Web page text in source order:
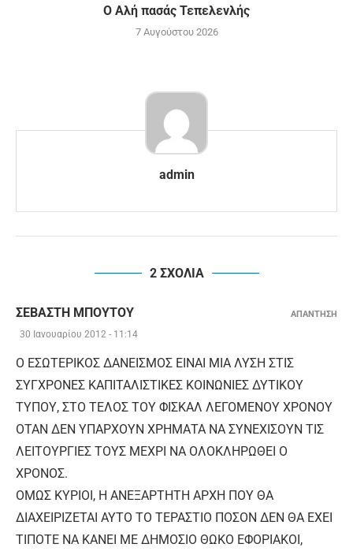
Ο Αλή πασάς Τεπελενλής
7 Αυγούστου 2026
admin
2 ΣΧΟΛΙΑ
ΣΕΒΑΣΤΉ ΜΠΟΎΤΟΥ
30 Ιανουαρίου 2012 - 11:14
Ο ΕΣΩΤΕΡΙΚΟΣ ΔΑΝΕΙΣΜΟΣ ΕΙΝΑΙ ΜΙΑ ΛΥΣΗ ΣΤΙΣ
ΣΥΓΧΡΟΝΕΣ ΚΑΠΙΤΑΛΙΣΤΙΚΕΣ ΚΟΙΝΩΝΙΕΣ ΔΥΤΙΚΟΥ
ΤΥΠΟΥ, ΣΤΟ ΤΕΛΟΣ ΤΟΥ ΦΙΣΚΑΛ ΛΕΓΟΜΕΝΟΥ ΧΡΟΝΟΥ
ΟΤΑΝ ΔΕΝ ΥΠΑΡΧΟΥΝ ΧΡΗΜΑΤΑ ΝΑ ΣΥΝΕΧΙΣΟΥΝ ΤΙΣ
ΛΕΙΤΟΥΡΓΙΕΣ ΤΟΥΣ ΜΕΧΡΙ ΝΑ ΟΛΟΚΛΗΡΩΘΕΙ Ο
ΧΡΟΝΟΣ.
ΟΜΩΣ ΚΥΡΙΟΙ, Η ΑΝΕΞΑΡΤΗΤΗ ΑΡΧΗ ΠΟΥ ΘΑ
ΔΙΑΧΕΙΡΙΖΕΤΑΙ ΑΥΤΟ ΤΟ ΤΕΡΑΣΤΙΟ ΠΟΣΟΝ ΔΕΝ ΘΑ ΕΧΕΙ
ΤΙΠΟΤΕ ΝΑ ΚΑΝΕΙ ΜΕ ΔΗΜΟΣΙΟ ΘΩΚΟ ΕΦΟΡΙΑΚΟΙ,
ΑΠΑΝΤΗΣΗ